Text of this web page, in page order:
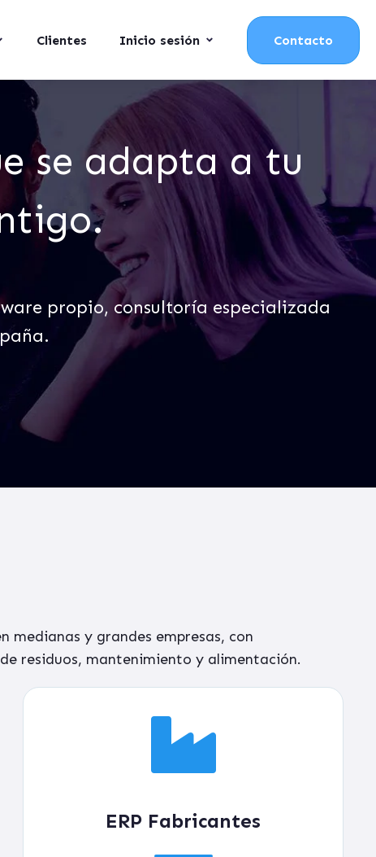
Clientes Inicio sesión Contacto
se adapta a tu
propio, consultoría especializada
medianas y grandes empresas, con
residuos, mantenimiento y alimentación.
ERP Fabricantes